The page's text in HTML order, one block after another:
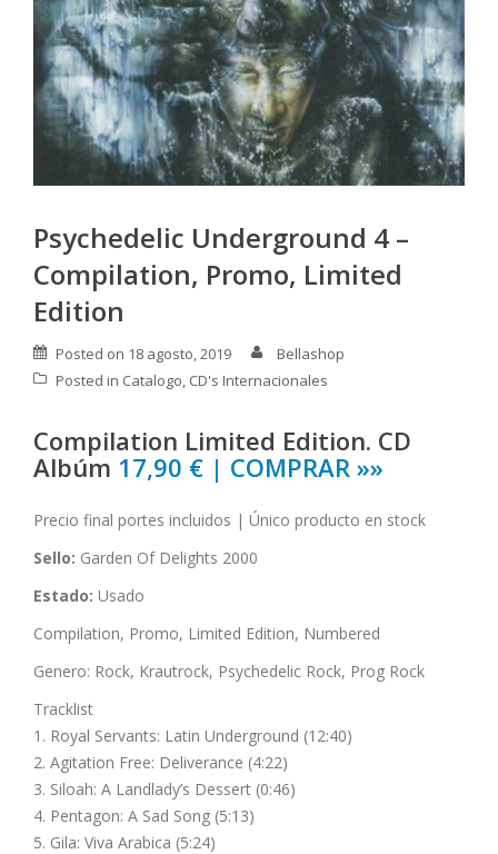
Psychedelic Underground 4 –
Compilation, Promo, Limited
Edition
Posted on 18 agosto, 2019
Bellashop
Posted in Catalogo, CD's Internacionales
Compilation Limited Edition. CD
Albúm 17,90 € | COMPRAR »»
Precio final portes incluidos | Único producto en stock
Sello: Garden Of Delights 2000
Estado: Usado
Compilation, Promo, Limited Edition, Numbered
Genero: Rock, Krautrock, Psychedelic Rock, Prog Rock
Tracklist
1. Royal Servants: Latin Underground (12:40)
2. Agitation Free: Deliverance (4:22)
3. Siloah: A Landlady’s Dessert (0:46)
4. Pentagon: A Sad Song (5:13)
5. Gila: Viva Arabica (5:24)